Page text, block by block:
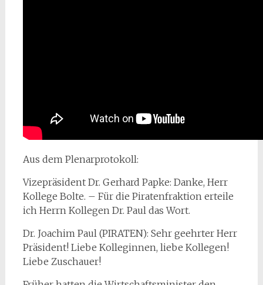
Aus dem Plenarprotokoll:
Vizepräsident Dr. Gerhard Papke: Danke, Herr
Kollege Bolte. – Für die Piratenfraktion erteile
ich Herrn Kollegen Dr. Paul das Wort.
Dr. Joachim Paul (PIRATEN): Sehr geehrter Herr
Präsident! Liebe Kolleginnen, liebe Kollegen!
Liebe Zuschauer!